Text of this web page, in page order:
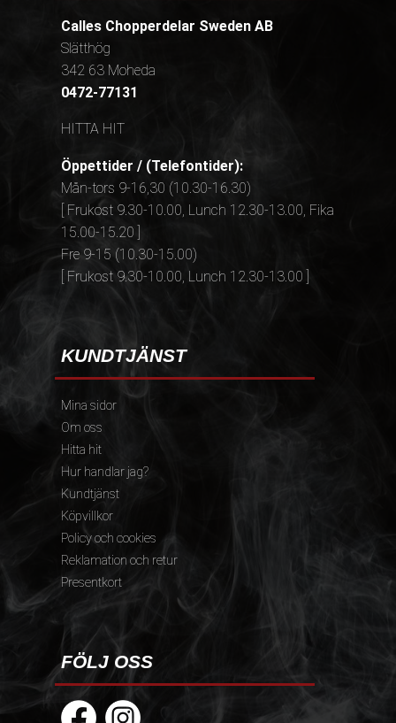
Calles Chopperdelar Sweden AB
Slätthög
342 63 Moheda
0472-77131
HITTA HIT
Öppettider / (Telefontider):
Mån-tors 9-16,30 (10.30-16.30)
[ Frukost 9.30-10.00, Lunch 12.30-13.00, Fika
15.00-15.20 ]
Fre 9-15 (10.30-15.00)
[ Frukost 9.30-10.00, Lunch 12.30-13.00 ]
KUNDTJÄNST
Mina sidor
Om oss
Hitta hit
Hur handlar jag?
Kundtjänst
Köpvillkor
Policy och cookies
Reklamation och retur
Presentkort
FÖLJ OSS